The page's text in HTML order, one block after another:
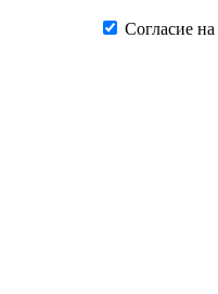
Согласие на